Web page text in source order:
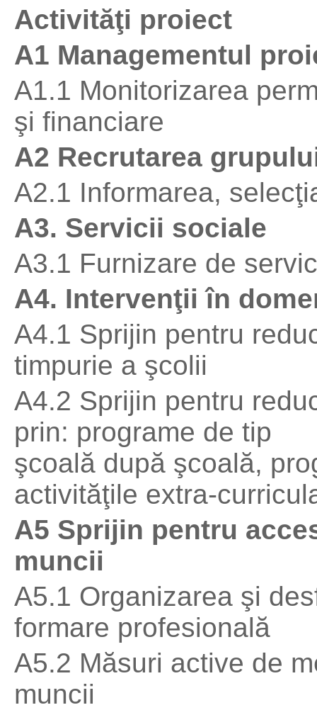
Activităţi proiect
A1 Managementul
A1.1 Monitorizarea
şi financiare
A2 Recrutarea
A2.1 Informarea,
A3. Servicii sociale
A3.1 Furnizare de
A4. Intervenţii în
A4.1 Sprijin pentru
timpurie a şcolii
A4.2 Sprijin pentru
prin: programe de tip
şcoală după şcoală,
activităţile extra-
A5 Sprijin pentru
muncii
A5.1 Organizarea şi
formare profesională
A5.2 Măsuri active de
muncii